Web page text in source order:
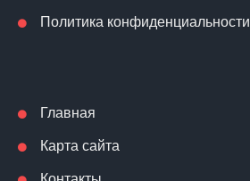
Политика конфиденциальности
Главная
Карта сайта